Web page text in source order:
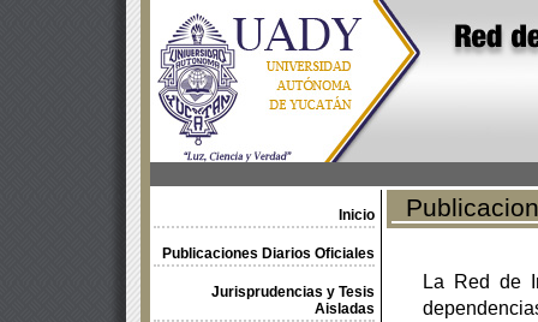
Inicio
Publicaciones Diarios Oficiales
Jurisprudencias y Tesis
Aisladas
La Red de